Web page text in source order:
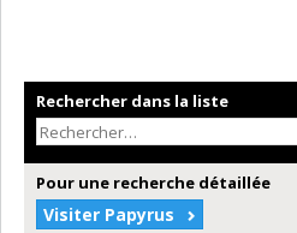
Rechercher dans la liste
Pour une recherche détaillée
Visiter Papyrus